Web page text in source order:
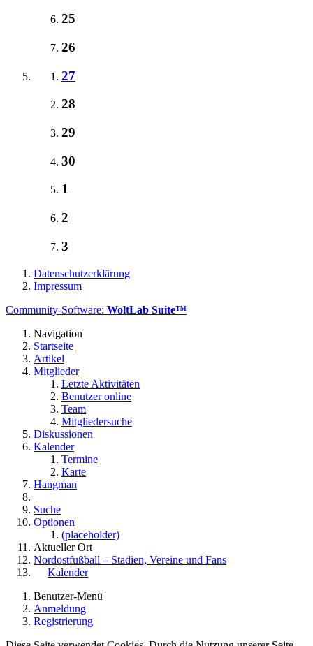
25
26
27
28
29
30
1
2
3
Datenschutzerklärung
Impressum
Community-Software: WoltLab Suite™
Navigation
Startseite
Artikel
Mitglieder
Letzte Aktivitäten
Benutzer online
Team
Mitgliedersuche
Diskussionen
Kalender
Termine
Karte
Hangman
Suche
Optionen
(placeholder)
Aktueller Ort
Nordostfußball – Stadien, Vereine und Fans
Kalender
Benutzer-Menü
Anmeldung
Registrierung